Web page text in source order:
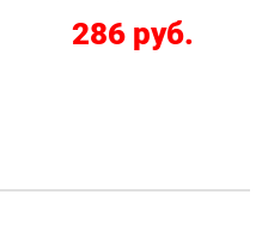
286 руб.